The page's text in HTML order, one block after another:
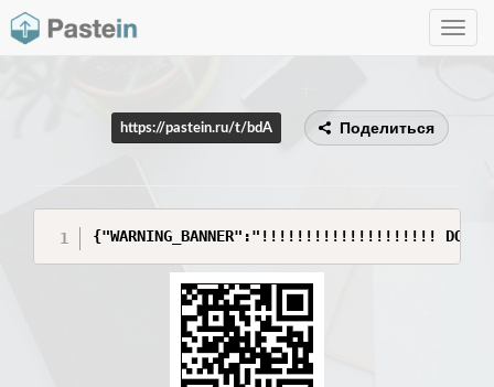
Toggle
https://pastein.ru/t/bdA Поделиться
{"WARNING_BANNER":"!!!!!!!!!!!!!!!!!!!! DO NOT